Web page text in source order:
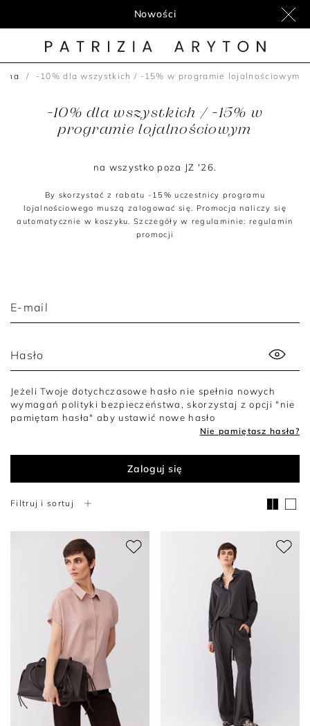
Nowości
-10% dla wszystkich / -15% w programie lojalnościowym
-10% dla wszystkich / -15% w
programie lojalnościowym
na wszystko poza JZ '26.
By skorzystać z rabatu -15% uczestnicy programu
lojalnościowego muszą zalogować się. Promocja naliczy się
automatycznie w koszyku. Szczegóły w regulaminie: regulamin
promocji
E-mail
Hasło
Jeżeli Twoje dotychczasowe hasło nie spełnia nowych
wymagań polityki bezpieczeństwa, skorzystaj z opcji "nie
pamiętam hasła" aby ustawić nowe hasło
Nie pamiętasz hasła?
Zaloguj się
Filtruj i sortuj